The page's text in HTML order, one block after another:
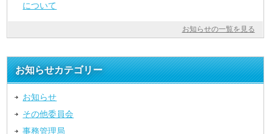
について
お知らせの一覧を見る
お知らせカテゴリー
お知らせ
その他委員会
事務管理局